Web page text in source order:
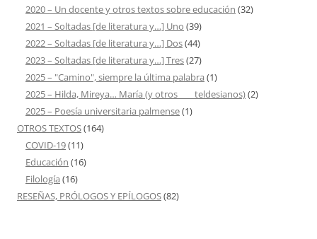
2020 – Un docente y otros textos sobre educación (32)
2021 – Soltadas [de literatura y…] Uno (39)
2022 – Soltadas [de literatura y…] Dos(44)
2023 – Soltadas [de literatura y…] Tres(27)
2025 – "Camino", siempre la última palabra (1)
2025 – Hilda, Mireya… María (y otros ___ teldesianos)(2)
2025 – Poesía universitaria palmense(1)
OTROS TEXTOS(164)
COVID-19(11)
Educación (16)
Filología (16)
RESEÑAS, PRÓLOGOS Y EPÍLOGOS(82)